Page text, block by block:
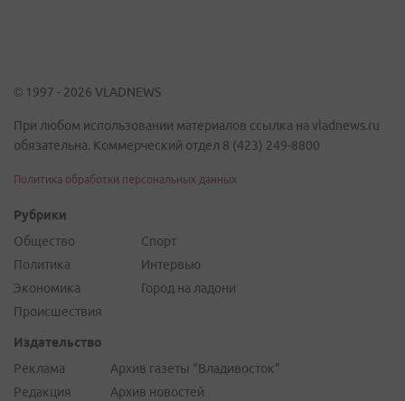
© 1997 - 2026 VLADNEWS
При любом использовании материалов ссылка на vladnews.ru
обязательна. Коммерческий отдел 8 (423) 249-8800
Политика обработки персональных данных
Рубрики
Общество
Политика
Экономика
Происшествия
Спорт
Интервью
Город на ладони
Издательство
Реклама
Редакция
Архив газеты "Владивосток"
Архив новостей